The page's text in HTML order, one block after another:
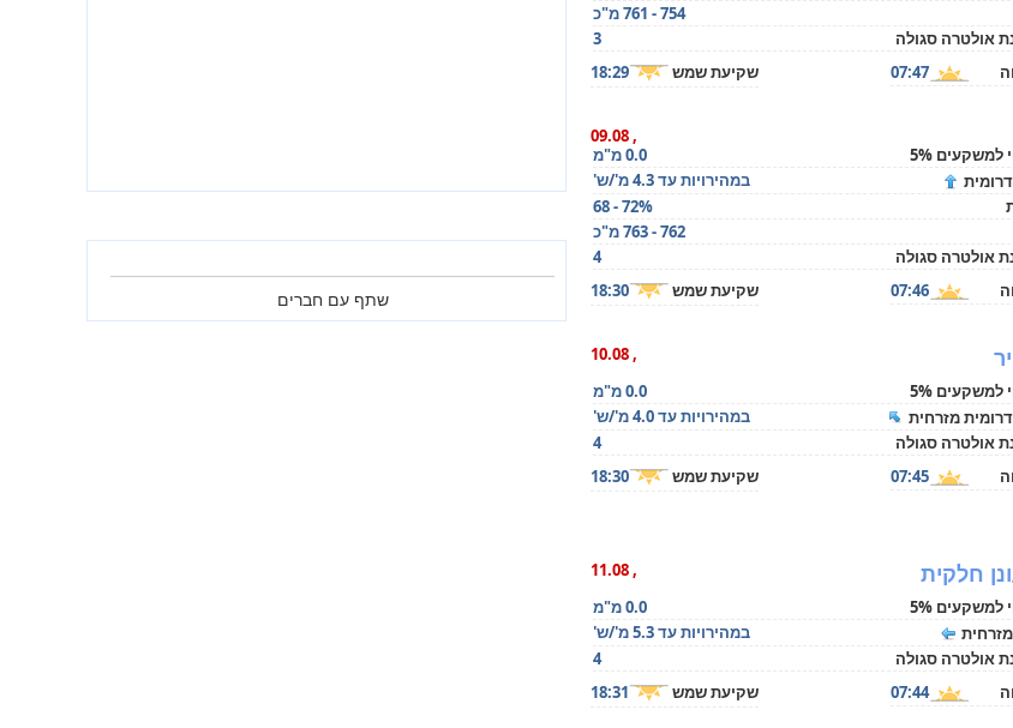
754 - 761 מ"כ
אולטרה סגולה
3
07:47 שקיעת שמש 18:29
, 09.08
למשקעים 5%
0.0 מ"מ
במהירויות עד 4.3 מ'/ש'
68 - 72%
762 - 763 מ"כ
אולטרה סגולה
4
07:46 שקיעת שמש 18:30
, 10.08
למשקעים 5%
0.0 מ"מ
מזרחית
במהירויות עד 4.0 מ'/ש'
אולטרה סגולה
4
07:45 שקיעת שמש 18:30
, 11.08 חלקית
למשקעים 5%
0.0 מ"מ
במהירויות עד 5.3 מ'/ש'
אולטרה סגולה
4
07:44 שקיעת שמש 18:31
שתף עם חברים